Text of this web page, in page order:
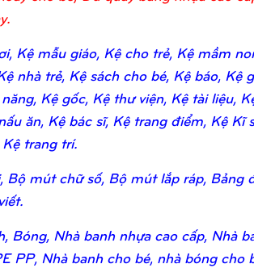
Kệ mẫu giáo, Kệ cho trẻ, Kệ mầm
nhà trẻ, Kệ sách cho bé, Kệ báo, Kệ
Kệ gốc, Kệ thư viện, Kệ tài liệu,
ăn, Kệ bác sĩ, Kệ trang điểm, Kệ Kĩ
trang trí.
Bộ mút chữ số, Bộ mút lắp ráp, Bảng
Bóng, Nhà banh nhựa cao cấp, Nhà
PP, Nhà banh cho bé, nhà bóng cho